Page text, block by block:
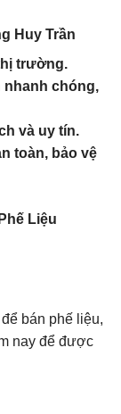
Huy Trần
trường.
nhanh chóng,
và uy tín.
toàn, bảo vệ
Liệu
bán phế liệu,
nay để được